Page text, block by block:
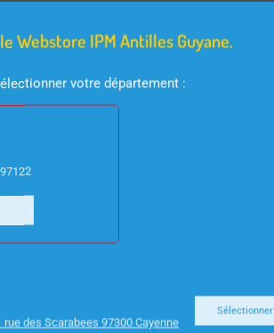
Webstore IPM Antilles Guyane.
votre département :
des Scarabees 97300 Cayenne
Sélectionner